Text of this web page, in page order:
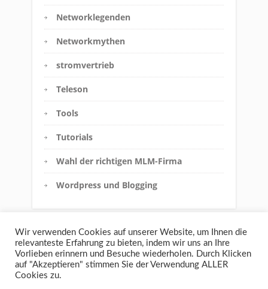
Networklegenden
Networkmythen
stromvertrieb
Teleson
Tools
Tutorials
Wahl der richtigen MLM-Firma
Wordpress und Blogging
Wir verwenden Cookies auf unserer Website, um Ihnen die
relevanteste Erfahrung zu bieten, indem wir uns an Ihre
Vorlieben erinnern und Besuche wiederholen. Durch Klicken
auf "Akzeptieren" stimmen Sie der Verwendung ALLER
Cookies zu.